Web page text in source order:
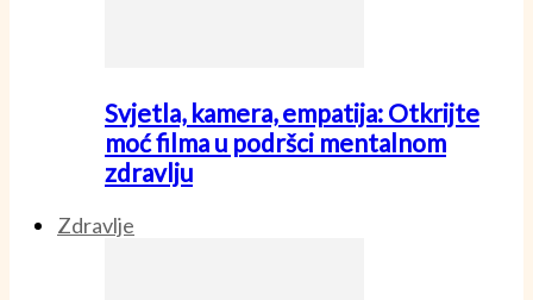
Svjetla, kamera, empatija: Otkrijte
moć filma u podršci mentalnom
zdravlju
Zdravlje